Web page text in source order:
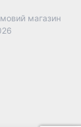
магазин